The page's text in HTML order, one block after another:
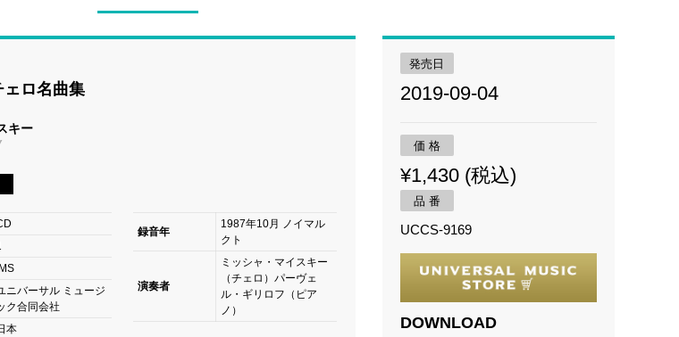
ェロ名曲集
キー
IMS
ニバーサル ミュージ
ク合同会社
本
録音年
1987年10月 ノイマル
クト
演奏者
ミッシャ・マイスキー
（チェロ）パーヴェ
ル・ギリロフ（ピア
ノ）
発売日
2019-09-04
価 格
¥1,430 (税込)
品 番
UCCS-9169
DOWNLOAD